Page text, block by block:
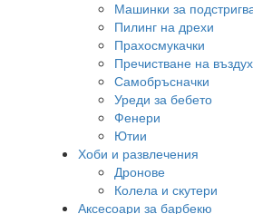
Машинки за
Пилинг на дрехи
Прахосмукачки
Пречистване на
Самобръсначки
Уреди за бебето
Фенери
Ютии
Хоби и развлечения
Дронове
Колела и скутери
Аксесоари за барбекю